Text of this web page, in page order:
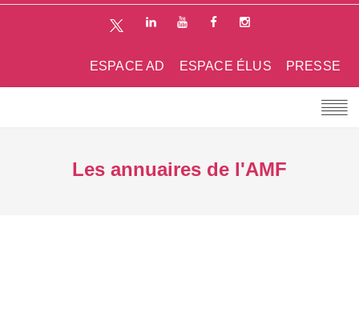
PRESSE
ESPACE ÉLUS
ESPACE AD
Les annuaires de l'AMF